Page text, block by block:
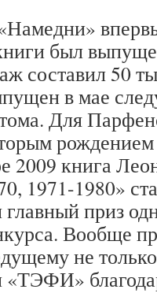
был
составил 50
в мае
Для
рождением
2009 книга
1971-1980»
приз
Вообще
не